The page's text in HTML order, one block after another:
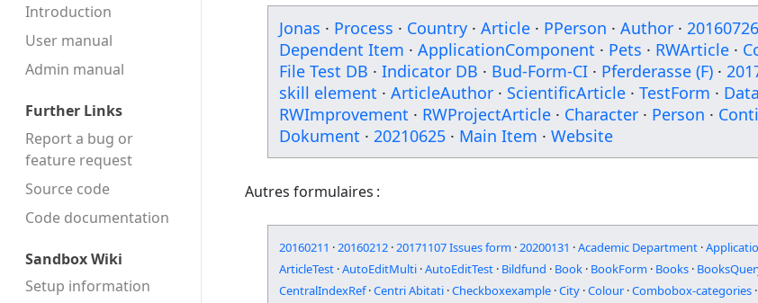
Introduction
User manual
Admin manual
Further Links
Report a bug or
feature request
Source code
Code docu­mentation
Sandbox Wiki
Setup information
Jonas · Process · Country · Article · PPerson · Author ·
Dependent Item · ApplicationComponent · Pets · RWArticle ·
File Test DB · Indicator DB · Bud-Form-CI · Pferderasse (F) ·
skill element · ArticleAuthor · ScientificArticle · TestForm ·
RWImprovement · RWProjectArticle · Character · Person ·
Dokument · 20210625 · Main Item · Website
Autres formulaires :
20160211 ·20160212 ·20171107 Issues form ·20200131 ·Academic Department ·
ArticleTest ·AutoEditMulti ·AutoEditTest · Bildfund · Book · BookForm · Books ·
CentralIndexRef ·Centri Abitati ·Checkboxexample ·City ·Colour ·Combobox-categories ·